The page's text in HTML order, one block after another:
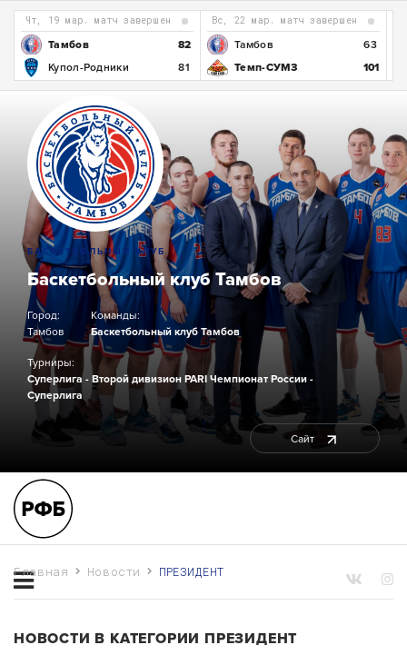
чт, 19 мар. матч завершен
Тамбов
82
Купол-Родники
81
вс, 22 мар. матч завершен
Тамбов
63
Темп-СУМЗ
101
БАСКЕТБОЛЬНЫЙ КЛУБ
Баскетбольный клуб Тамбов
Город:
Тамбов
Команды:
Баскетбольный клуб Тамбов
Турниры:
Суперлига - Второй дивизион PARI Чемпионат России -
Суперлига
Сайт
Главная Новости ПРЕЗИДЕНТ
НОВОСТИ В КАТЕГОРИИ ПРЕЗИДЕНТ